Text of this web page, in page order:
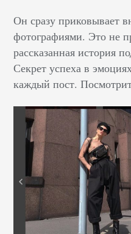
Он сразу приковывает
фотографиями. Это не
рассказанная история
Секрет успеха в
каждый пост.